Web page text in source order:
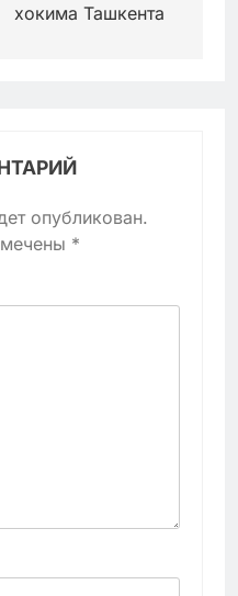
хокима Ташкента
опубликован.
*